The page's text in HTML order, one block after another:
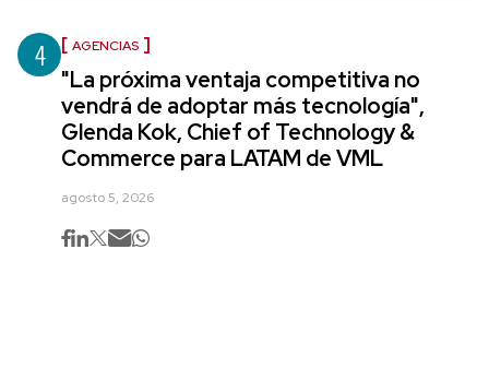
4 AGENCIAS
"La próxima ventaja competitiva no
vendrá de adoptar más tecnología",
Glenda Kok, Chief of Technology &
Commerce para LATAM de VML
agosto 5, 2026